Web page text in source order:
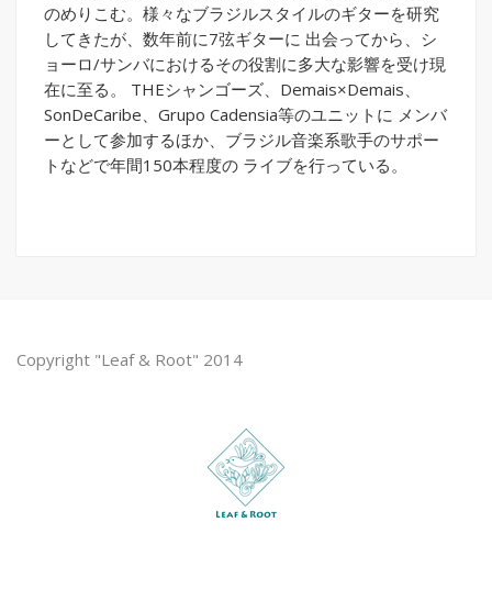
のめりこむ。様々なブラジルスタイルのギターを研究
してきたが、数年前に7弦ギターに 出会ってから、シ
ョーロ/サンバにおけるその役割に多大な影響を受け現
在に至る。 THEシャンゴーズ、Demais×Demais、
SonDeCaribe、Grupo Cadensia等のユニットに メンバ
ーとして参加するほか、ブラジル音楽系歌手のサポー
トなどで年間150本程度の ライブを行っている。
Copyright "Leaf & Root" 2014